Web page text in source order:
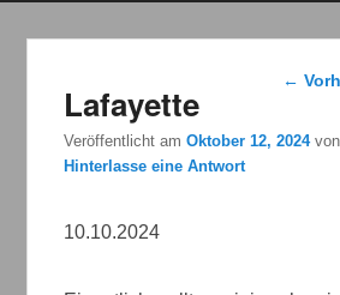
←
Lafayette
Veröffentlicht amOktober 12, 2024
Hinterlasse eine Antwort
10.10.2024